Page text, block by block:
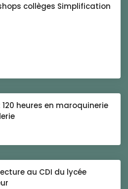
collèges Simplification
120 heures en maroquinerie
au CDI du lycée